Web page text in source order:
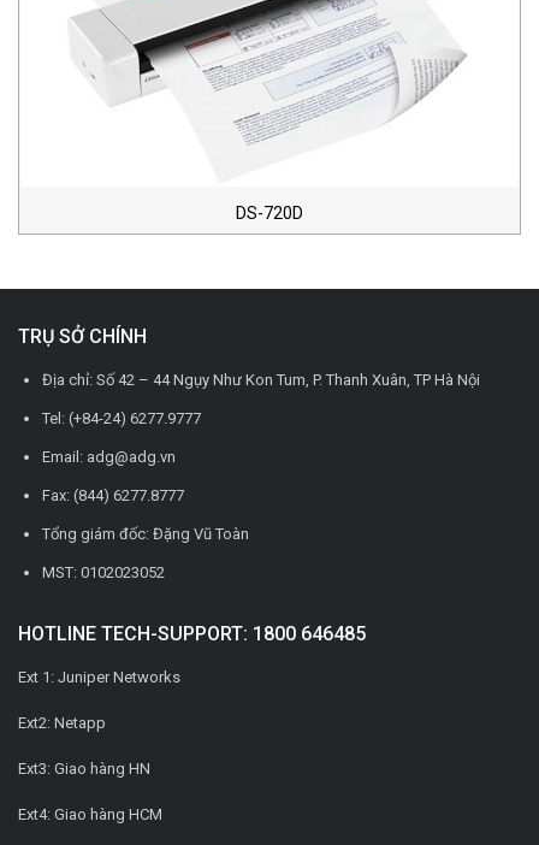
DS-720D
TRỤ SỞ CHÍNH
Địa chỉ: Số 42 – 44 Ngụy Như Kon Tum, P. Thanh Xuân, TP Hà Nội
Tel: (+84-24) 6277.9777
Email: adg@adg.vn
Fax: (844) 6277.8777
Tổng giám đốc: Đặng Vũ Toàn
MST: 0102023052
HOTLINE TECH-SUPPORT: 1800 646485
Ext 1: Juniper Networks
Ext2: Netapp
Ext3: Giao hàng HN
Ext4: Giao hàng HCM